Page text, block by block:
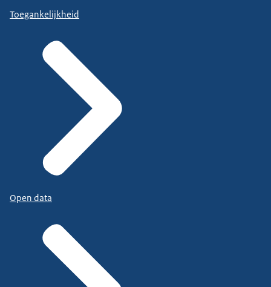
Toegankelijkheid
Open data